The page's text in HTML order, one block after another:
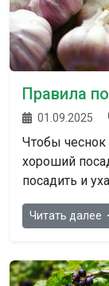
Правила
01.09.2025
Чтобы
хороший
посадить и
Читать далее